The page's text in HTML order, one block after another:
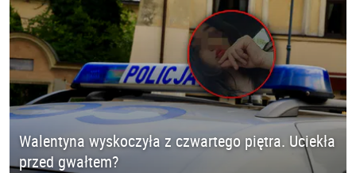
Walentyna wyskoczyła z czwartego piętra. Uciekła
przed gwałtem?